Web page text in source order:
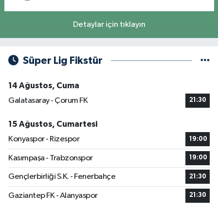
Detaylar için tıklayın
Süper Lig Fikstür
14 Ağustos, Cuma
Galatasaray - Çorum FK
21:30
15 Ağustos, Cumartesi
Konyaspor - Rizespor
19:00
Kasımpaşa - Trabzonspor 19:00
Gençlerbirliği S.K. - Fenerbahçe 21:30
Gaziantep FK - Alanyaspor 21:30